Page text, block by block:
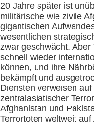
20 Jahre später ist
militärische wie zivile
gigantischen
wesentlichen
zwar geschwächt.
schnell wieder
können, und ihre
bekämpft und
Diensten verweisen
zentralasiatischer
Afghanistan und
Terrortoten weltweit auf